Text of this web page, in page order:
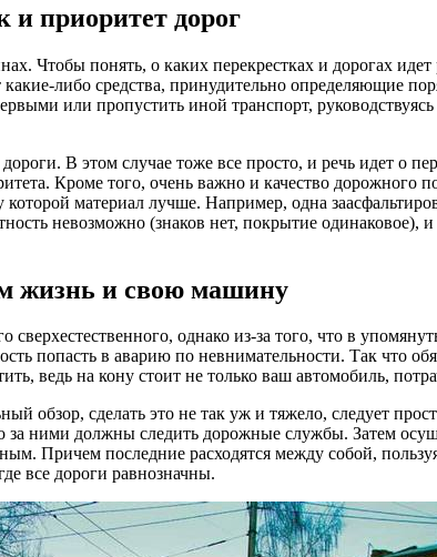
приоритет дорог
Чтобы понять, о каких перекрестках и дорогах
либо средства, принудительно определяющие
или пропустить иной транспорт,
В этом случае тоже все просто, и речь идет о
Кроме того, очень важно и качество дорожного
материал лучше. Например, одна
невозможно (знаков нет, покрытие одинаковое),
жизнь и свою машину
однако из-за того, что в
попасть в аварию по невнимательности. Так что
ведь на кону стоит не только ваш автомобиль,
обзор, сделать это не так уж и тяжело, следует
ними должны следить дорожные службы. Затем
Причем последние расходятся между собой,
все дороги равнозначны.